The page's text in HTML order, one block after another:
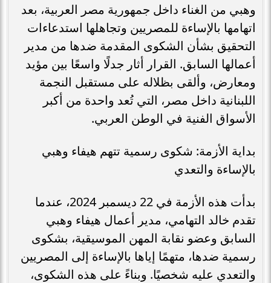
وهبي من الغناء داخل جمهورية مصر العربية، بعد
اتهامها بالإساءة للمصريين وتجاهلها استدعاءات
التحقيق بشأن الشكوى المقدمة ضدها من مدير
أعمالها السابق. القرار أثار جدلًا واسعًا بين مؤيد
ومعارض، وألقى بظلاله على مستقبل النجمة
اللبنانية داخل مصر، التي تُعد واحدة من أكبر
الأسواق الفنية في الوطن العربي.
بداية الأزمة: شكوى رسمية تتهم هيفاء وهبي
بالإساءة والتعدي
بدأت هذه الأزمة في 22 ديسمبر 2024، عندما
تقدم خالد التهامي، مدير أعمال هيفاء وهبي
السابق وعضو نقابة المهن الموسيقية، بشكوى
رسمية ضدها، متهمًا إياها بالإساءة إلى المصريين
والتعدي عليه شخصيًا. وبناءً على هذه الشكوى،